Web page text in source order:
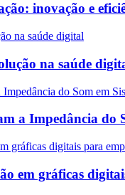
inovação e
na saúde
a Impedância do
em gráficas